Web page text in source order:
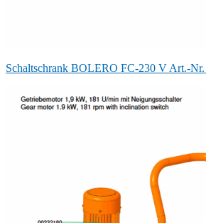
Schaltschrank BOLERO FC-230 V Art.-